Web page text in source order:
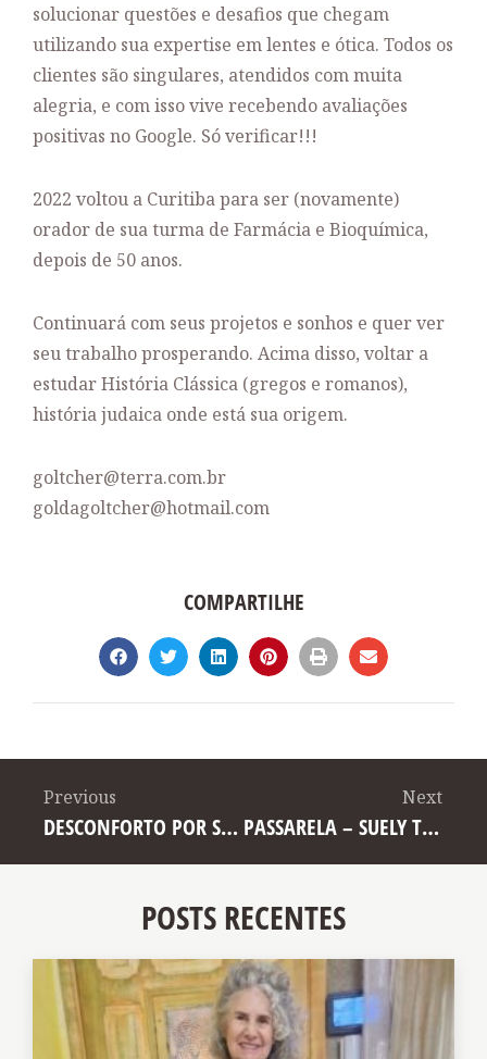
solucionar questões e desafios que chegam
utilizando sua expertise em lentes e ótica. Todos os
clientes são singulares, atendidos com muita
alegria, e com isso vive recebendo avaliações
positivas no Google. Só verificar!!!
2022 voltou a Curitiba para ser (novamente)
orador de sua turma de Farmácia e Bioquímica,
depois de 50 anos.
Continuará com seus projetos e sonhos e quer ver
seu trabalho prosperando. Acima disso, voltar a
estudar História Clássica (gregos e romanos),
história judaica onde está sua origem.
goltcher@terra.com.br
goldagoltcher@hotmail.com
COMPARTILHE
Previous
DESCONFORTO POR SUELY TONARQUE
Next
PASSARELA – SUELY TONARQUE
POSTS RECENTES